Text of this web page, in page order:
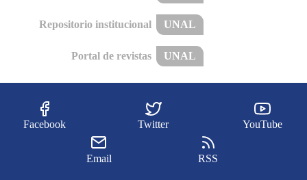
Repositorio institucional UNAL
Portal de revistas UNAL
Facebook Twitter YouTube
Email RSS